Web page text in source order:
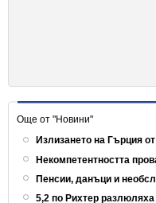
Още от "Новини"
Излизането на Гърция
Некомпетентността
Пенсии, данъци и
5,2 по Рихтер